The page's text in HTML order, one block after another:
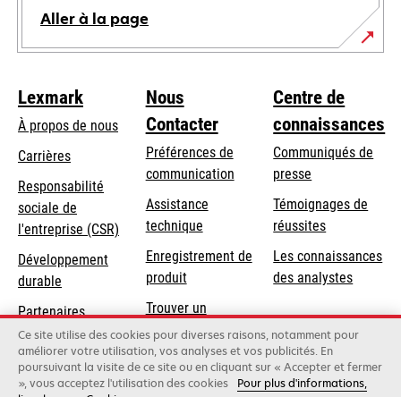
Aller à la page
Lexmark
À propos de nous
Carrières
s’ouvre
dans
un
nouvel
onglet
Responsabilité
sociale de
l'entreprise (CSR) s’ouvre
onglet
Développement
durable
Partenaires
Lexmark
Nous
Contacter
Préférences de
communication
s’ouvre
dans
un
nouvel
onglet
Assistance
techniques’ouvre
un
onglet
Enregistrement de
produit
Trouver un
revendeur
Centre de
connaissances
Communiqués de
presse
Témoignages de
réussites
Les connaissances
des analystes
Lexmark International, Inc., une entreprise Xerox
Ce site utilise des cookies pour diverses raisons, notamment pour
améliorer votre utilisation, vos analyses et vos publicités. En
poursuivant la visite de ce site ou en cliquant sur « Accepter et fermer
», vous acceptez l'utilisation des cookies
Pour plus d'informations,